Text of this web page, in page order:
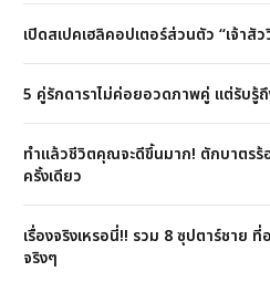
เปิดสเปคเฮลิคอปเตอร์ส่วนตัว “เจ้าสั
5 คู่รักดาราไม่ค่อยอวดภาพคู่ แต่รับรู้
ทำแล้วชีวิตคุณจะดีขึ้นมาก! ตักบาตร
ครั้งเดียว
เรื่องจริงเหรอนี่!! รวม 8 ซุปตาร์ชาย
จริงๆ